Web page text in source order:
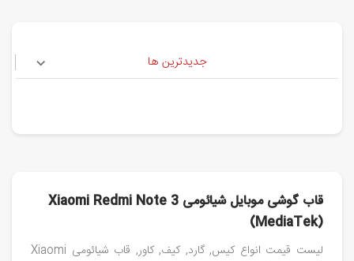
جدیدترین ها
قاب گوشی موبایل شیائومی Xiaomi Redmi Note 3
(MediaTek)
لیست قیمت انواع کیس, گارد, کیف, کاور, قاب شیائومی Xiaomi